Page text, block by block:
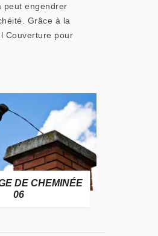
peut engendrer
Grâce à la
Couverture pour
DE CHEMINÉE
06